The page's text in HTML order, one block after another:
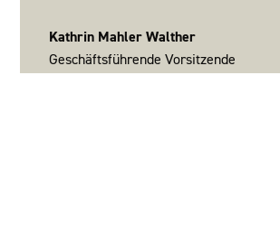
Kathrin Mahler Walther
Geschäftsführende Vorsitzende